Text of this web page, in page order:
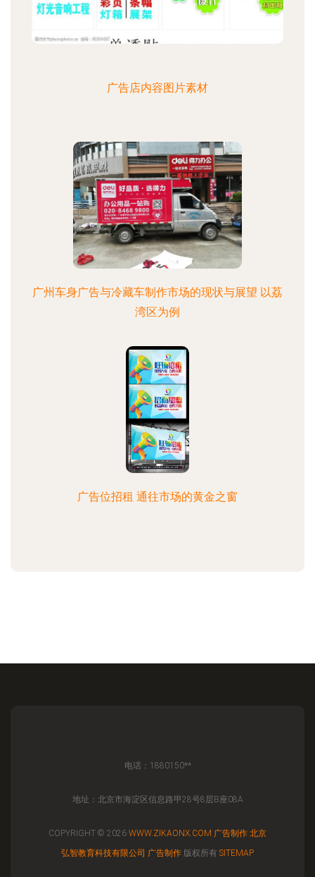
广告店内容图片素材
广州车身广告与冷藏车制作市场的现状与展望 以荔
湾区为例
广告位招租 通往市场的黄金之窗
电话：1880150**
地址：北京市海淀区信息路甲28号8层B座08A
COPYRIGHT © 2026 WWW.ZIKAONX.COM 广告制作 北京
弘智教育科技有限公司 广告制作 版权所有 SITEMAP